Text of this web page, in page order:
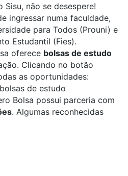
Sisu, não se desespere!
ingressar numa faculdade,
para Todos (Prouni) e
Estudantil (Fies).
oferece bolsas de estudo
Clicando no botão
as oportunidades:
de estudo
Bolsa possui parceria com
. Algumas reconhecidas